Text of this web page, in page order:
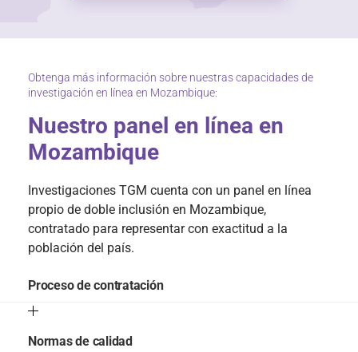
Obtenga más información sobre nuestras capacidades de
investigación en línea en Mozambique:
Nuestro panel en línea en
Mozambique
Investigaciones TGM cuenta con un panel en línea
propio de doble inclusión en Mozambique,
contratado para representar con exactitud a la
población del país.
Proceso de contratación
Normas de calidad